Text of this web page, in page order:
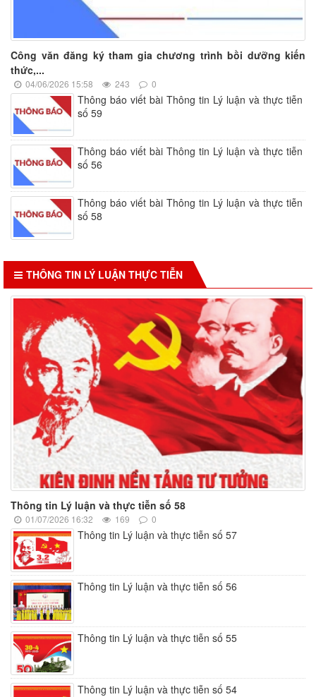
Công văn đăng ký tham gia chương trình bồi dưỡng kiến
thức,...
04/06/2026 15:58 243 0
Thông báo viết bài Thông tin Lý luận và thực tiễn
số 59
Thông báo viết bài Thông tin Lý luận và thực tiễn
số 56
Thông báo viết bài Thông tin Lý luận và thực tiễn
số 58
THÔNG TIN LÝ LUẬN THỰC TIỄN
Thông tin Lý luận và thực tiễn số 58
01/07/2026 16:32 169 0
Thông tin Lý luận và thực tiễn số 57
Thông tin Lý luận và thực tiễn số 56
Thông tin Lý luận và thực tiễn số 55
Thông tin Lý luận và thực tiễn số 54